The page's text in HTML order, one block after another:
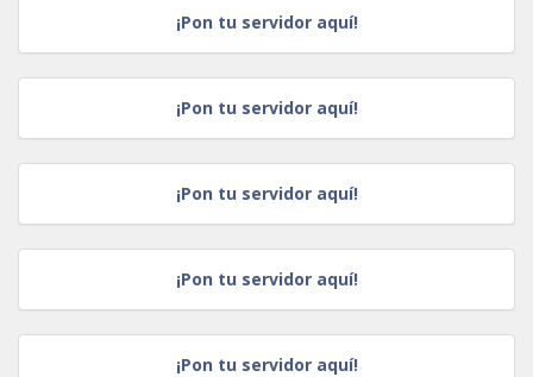
¡Pon tu servidor aquí!
¡Pon tu servidor aquí!
¡Pon tu servidor aquí!
¡Pon tu servidor aquí!
¡Pon tu servidor aquí!